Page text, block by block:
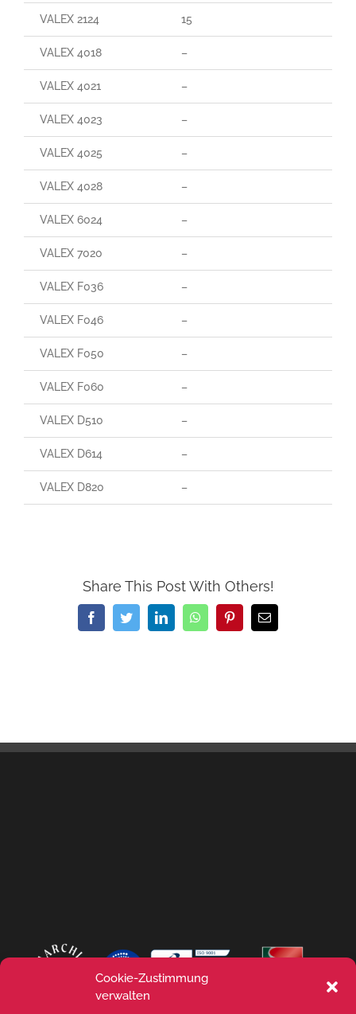
Cookie-Zustimmung
verwalten
VALEX 2124 15
VALEX 4018 –
VALEX 4021 –
VALEX 4023 –
VALEX 4025 –
VALEX 4028 –
VALEX 6024 –
VALEX 7020 –
VALEX F036 –
VALEX F046 –
VALEX F050 –
VALEX F060 –
VALEX D510 –
VALEX D614 –
VALEX D820 –
Share This Post With Others!
FacebookTwitterLinkedInWhatsAppPinterestEmail